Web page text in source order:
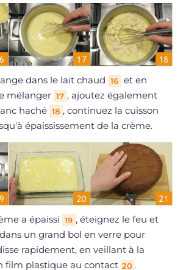
dans le lait chaud 16 et en
mélanger 17 , ajoutez également
haché 18 , continuez la cuisson
épaississement de la crème.
a épaissi 19 , éteignez le feu et
un grand bol en verre pour
rapidement, en veillant à la
film plastique au contact 20 .